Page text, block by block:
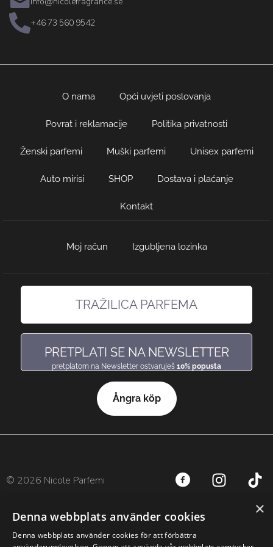
+46 73 560 9542
O nama Opći uvjeti poslovanja
Povrat i reklamacije Politika privatnosti
Ženski parfemi Muški parfemi Unisex parfemi
Auto mirisi SHOP Dostava i plaćanje
Kontakt
Moj račun Izgubljena lozinka
TRAŽILICA PARFEMA
PRETPLATI SE NA NEWSLETTER
pretplatom na Newsletter ostvaruješ 10% popusta
Ångra köp
© 2026 Nicole Parfemi
×
Denna webbplats använder cookies
Denna webbplats använder cookies för att förbättra